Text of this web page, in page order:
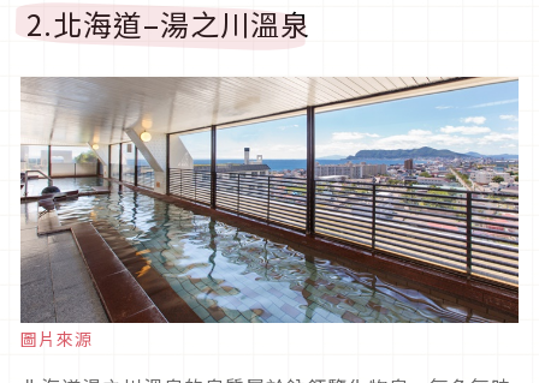
2.北海道–湯之川溫泉
圖片來源